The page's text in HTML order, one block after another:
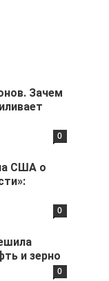
Зачем
0
США о
0
и зерно
0